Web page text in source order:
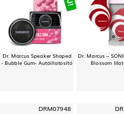
Dr. Marcus Speaker Shaped
- Bubble Gum- Autóillatosító
Dr. Marcus –
Blossom
DRM07948